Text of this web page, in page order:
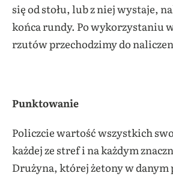
się od stołu, lub z niej wystaje,
końca rundy. Po wykorzystaniu
rzutów przechodzimy do
Punktowanie
Policzcie wartość wszystkich
każdej ze stref i na każdym
Drużyna, której żetony w danym